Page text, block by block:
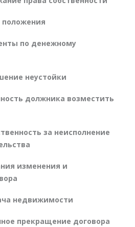
по денежному
неустойки
должника возместить
за неисполнение
изменения и
недвижимости
прекращение договора